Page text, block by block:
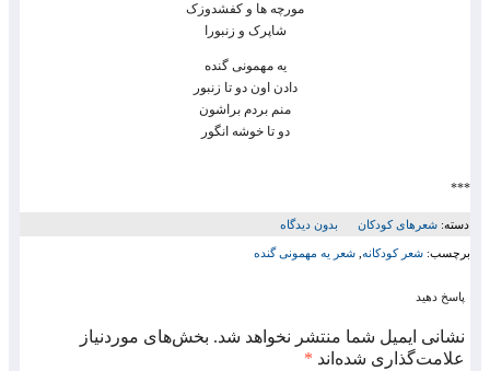
مورچه ها و کفشدوزک
شاپرک و زنبورا
یه مهمونی گنده
دادن اون دو تا زنبور
منم بردم براشون
دو تا خوشه انگور
***
دسته: شعرهای کودکان بدون دیدگاه
برچسب: شعر کودکانه شعر یه مهمونی گنده
پاسخ دهید
نشانی ایمیل شما منتشر نخواهد شد. بخش‌های موردنیاز
علامت‌گذاری شده‌اند *